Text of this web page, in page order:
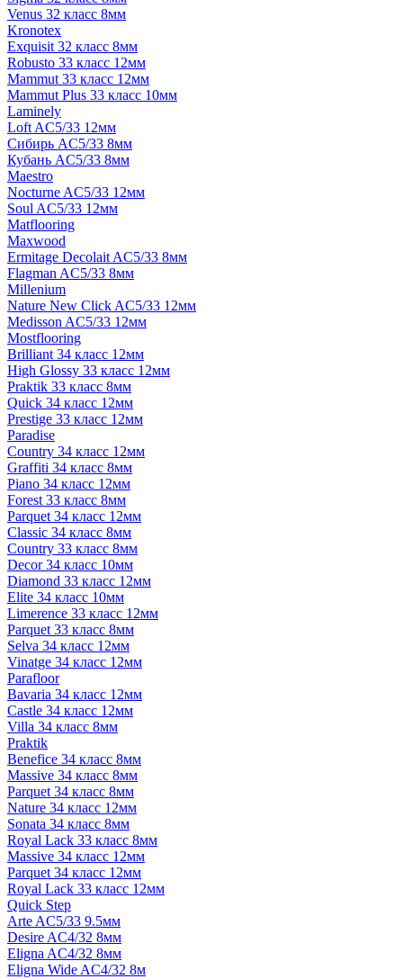
Venus 32 класс 8мм
Kronotex
Exquisit 32 класс 8мм
Robusto 33 класс 12мм
Mammut 33 класс 12мм
Mammut Plus 33 класс 10мм
Laminely
Loft AC5/33 12мм
Сибирь AC5/33 8мм
Кубань AC5/33 8мм
Maestro
Nocturne AC5/33 12мм
Soul AC5/33 12мм
Matflooring
Maxwood
Ermitage Decolait AC5/33 8мм
Flagman AC5/33 8мм
Millenium
Nature New Click AC5/33 12мм
Medisson AC5/33 12мм
Mostflooring
Brilliant 34 класс 12мм
High Glossy 33 класс 12мм
Praktik 33 класс 8мм
Quick 34 класс 12мм
Prestige 33 класс 12мм
Paradise
Country 34 класс 12мм
Graffiti 34 класс 8мм
Piano 34 класс 12мм
Forest 33 класс 8мм
Parquet 34 класс 12мм
Classic 34 класс 8мм
Country 33 класс 8мм
Decor 34 класс 10мм
Diamond 33 класс 12мм
Elite 34 класс 10мм
Limerence 33 класс 12мм
Parquet 33 класс 8мм
Selva 34 класс 12мм
Vinatge 34 класс 12мм
Parafloor
Bavaria 34 класс 12мм
Castle 34 класс 12мм
Villa 34 класс 8мм
Praktik
Benefice 34 класс 8мм
Massive 34 класс 8мм
Parquet 34 класс 8мм
Nature 34 класс 12мм
Sonata 34 класс 8мм
Royal Lack 33 класс 8мм
Massive 34 класс 12мм
Parquet 34 класс 12мм
Royal Lack 33 класс 12мм
Quick Step
Arte AC5/33 9.5мм
Desire AC4/32 8мм
Eligna AC4/32 8мм
Eligna Wide AC4/32 8м